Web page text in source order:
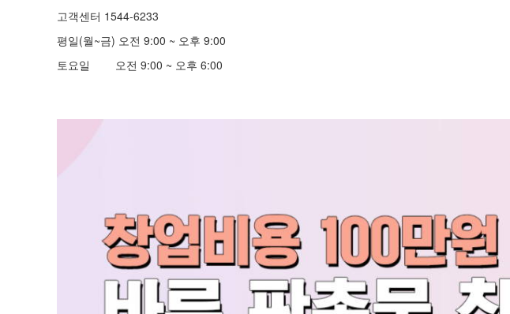
고객센터 1544-6233
평일(월~금) 오전 9:00 ~ 오후 9:00
토요일 오전 9:00 ~ 오후 6:00